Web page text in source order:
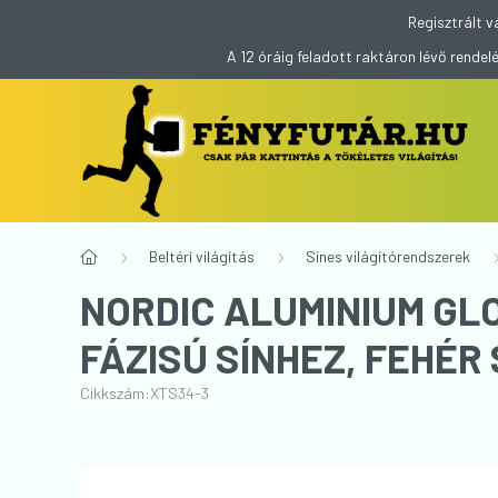
Regisztrált
A 12 óráig feladott raktáron lévő
Beltéri világítás Sínes világítórendszerek
NORDIC ALUMINIUM
FÁZISÚ SÍNHEZ,
Cikkszám:XTS34-3